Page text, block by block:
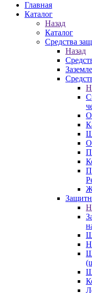
Главная
Каталог
Назад
Каталог
Средства
Назад